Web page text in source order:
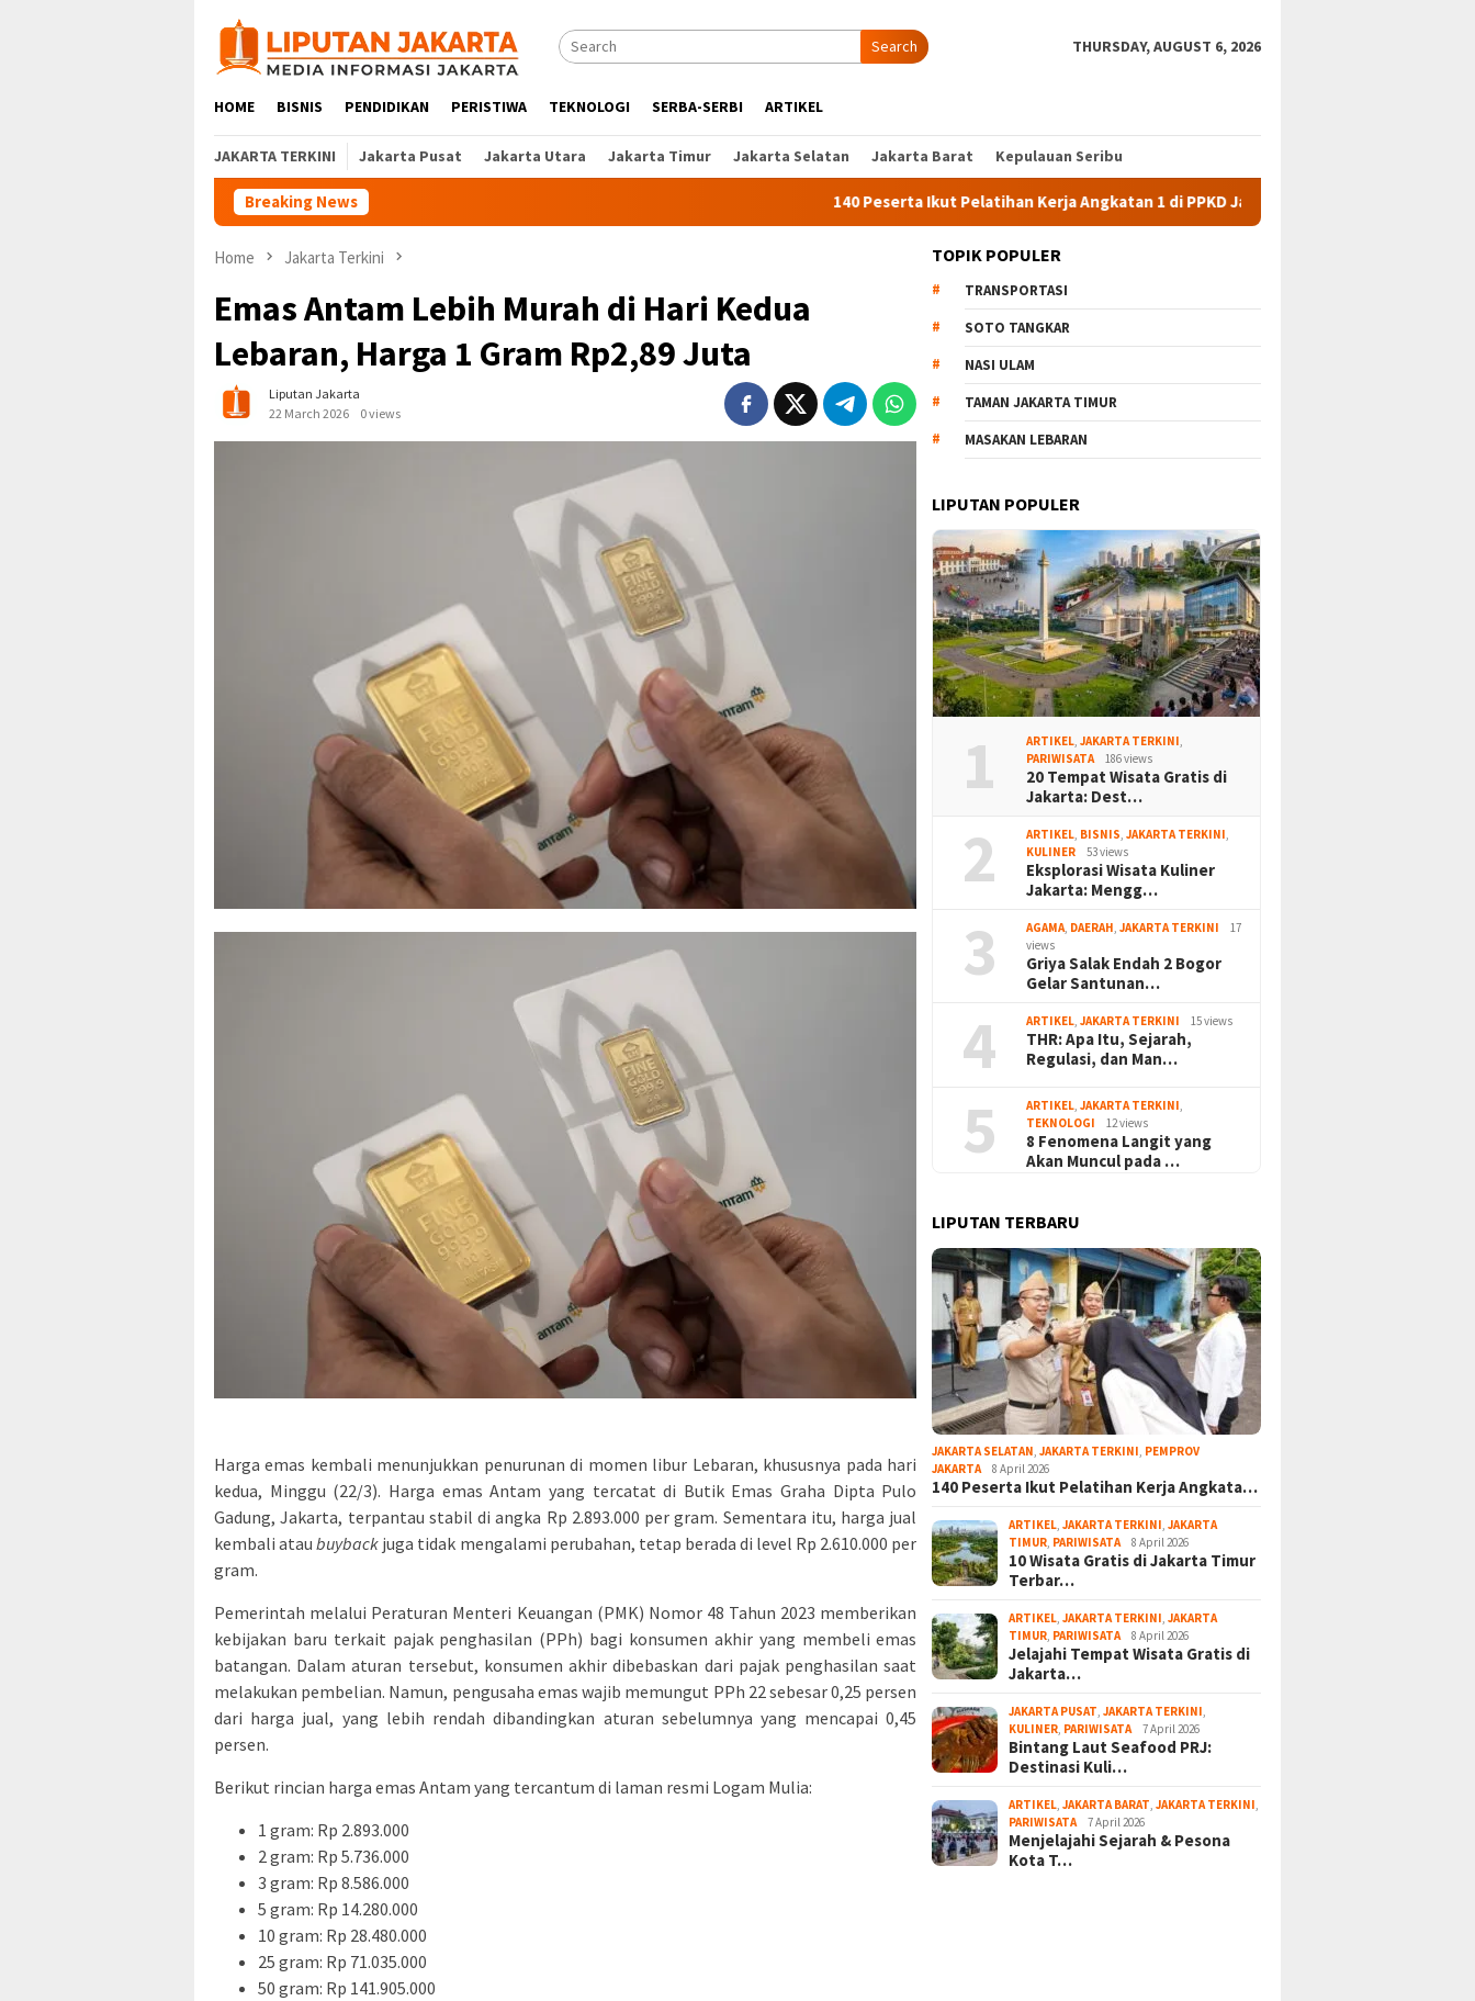
content
Search THURSDAY, AUGUST 6, 2026
HOME BISNIS PENDIDIKAN PERISTIWA TEKNOLOGI SERBA-SERBI ARTIKEL
JAKARTA TERKINI Jakarta Pusat Jakarta Utara Jakarta Timur Jakarta Selatan Jakarta Barat Kepulauan Seribu
Breaking News 140 Peserta Ikut Pelatihan Kerja Angkatan 1 di PPKD Jaksel
Home Jakarta Terkini
Emas Antam Lebih Murah di Hari Kedua
Lebaran, Harga 1 Gram Rp2,89 Juta
Liputan Jakarta
22 March 2026
0 views
Harga emas kembali menunjukkan penurunan di momen libur Lebaran, khususnya pada hari
kedua, Minggu (22/3). Harga emas Antam yang tercatat di Butik Emas Graha Dipta Pulo
Gadung, Jakarta, terpantau stabil di angka Rp 2.893.000 per gram. Sementara itu, harga jual
kembali ataubuyback juga tidak mengalami perubahan, tetap berada di level Rp 2.610.000 per
gram.
Pemerintah melalui Peraturan Menteri Keuangan (PMK) Nomor 48 Tahun 2023 memberikan
kebijakan baru terkait pajak penghasilan (PPh) bagi konsumen akhir yang membeli emas
batangan. Dalam aturan tersebut, konsumen akhir dibebaskan dari pajak penghasilan saat
melakukan pembelian. Namun, pengusaha emas wajib memungut PPh 22 sebesar 0,25 persen
dari harga jual, yang lebih rendah dibandingkan aturan sebelumnya yang mencapai 0,45
persen.
Berikut rincian harga emas Antam yang tercantum di laman resmi Logam Mulia:
1 gram: Rp 2.893.000
2 gram: Rp 5.736.000
3 gram: Rp 8.586.000
5 gram: Rp 14.280.000
10 gram: Rp 28.480.000
25 gram: Rp 71.035.000
50 gram: Rp 141.905.000
TOPIK POPULER
TRANSPORTASI
SOTO TANGKAR
NASI ULAM
TAMAN JAKARTA TIMUR
MASAKAN LEBARAN
LIPUTAN POPULER
1 ARTIKEL ,JAKARTA TERKINI
PARIWISATA
186 views
20 Tempat Wisata Gratis di
Jakarta: Dest…
2 ARTIKEL BISNIS ,JAKARTA TERKINI
KULINER
53 views
Eksplorasi Wisata Kuliner
Jakarta: Mengg…
3 AGAMA DAERAH ,JAKARTA TERKINI
17
views
Griya Salak Endah 2 Bogor
Gelar Santunan…
4 ARTIKEL ,JAKARTA TERKINI 15 views
THR: Apa Itu, Sejarah,
Regulasi, dan Man…
5 ARTIKEL ,JAKARTA TERKINI
TEKNOLOGI
12 views
8 Fenomena Langit yang
Akan Muncul pada …
LIPUTAN TERBARU
JAKARTA SELATAN ,JAKARTA TERKINI PEMPROV
JAKARTA
8 April 2026
140 Peserta Ikut Pelatihan Kerja Angkata…
ARTIKEL ,JAKARTA TERKINI ,JAKARTA
TIMUR PARIWISATA 8 April 2026
10 Wisata Gratis di Jakarta Timur
Terbar…
ARTIKEL ,JAKARTA TERKINI ,JAKARTA
TIMUR PARIWISATA 8 April 2026
Jelajahi Tempat Wisata Gratis di
Jakarta…
JAKARTA PUSAT ,JAKARTA TERKINI
KULINER PARIWISATA 7 April 2026
Bintang Laut Seafood PRJ:
Destinasi Kuli…
ARTIKEL ,JAKARTA BARAT ,JAKARTA TERKINI
PARIWISATA
7 April 2026
Menjelajahi Sejarah & Pesona
Kota T…